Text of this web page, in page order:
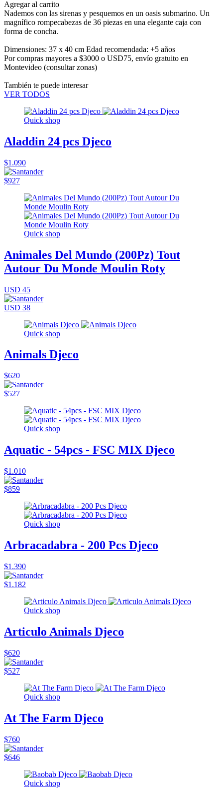
Agregar al carrito
Nademos con las sirenas y pesquemos en un oasis submarino. Un
magnífico rompecabezas de 36 piezas en una elegante caja con
forma de concha.
Dimensiones: 37 x 40 cm Edad recomendada: +5 años
Por compras mayores a $3000 o USD75, envío gratuito en
Montevideo (consultar zonas)
También te puede interesar
VER TODOS
Quick shop
Aladdin 24 pcs Djeco
$1.090
$927
Quick shop
Animales Del Mundo (200Pz) Tout
Autour Du Monde Moulin Roty
USD 45
USD 38
Quick shop
Animals Djeco
$620
$527
Quick shop
Aquatic - 54pcs - FSC MIX Djeco
$1.010
$859
Quick shop
Arbracadabra - 200 Pcs Djeco
$1.390
$1.182
Quick shop
Articulo Animals Djeco
$620
$527
Quick shop
At The Farm Djeco
$760
$646
Quick shop